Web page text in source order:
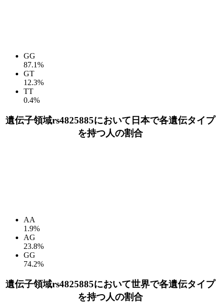
GG
87.1%
GT
12.3%
TT
0.4%
遺伝子領域rs4825885において日本で各遺伝タイプ
を持つ人の割合
AA
1.9%
AG
23.8%
GG
74.2%
遺伝子領域rs4825885において世界で各遺伝タイプ
を持つ人の割合